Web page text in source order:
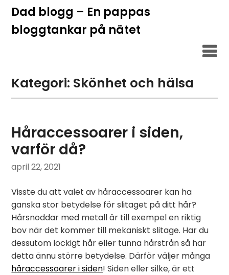
Hoppa
innehåll
Dad blogg – En pappas
bloggtankar på nätet
Kategori: Skönhet och hälsa
Håraccessoarer i siden,
varför då?
april 22, 2021
Visste du att valet av håraccessoarer kan ha
ganska stor betydelse för slitaget på ditt hår?
Hårsnoddar med metall är till exempel en riktig
bov när det kommer till mekaniskt slitage. Har du
dessutom lockigt hår eller tunna hårstrån så har
detta ännu större betydelse. Därför väljer många
håraccessoarer i siden! Siden eller silke, är ett